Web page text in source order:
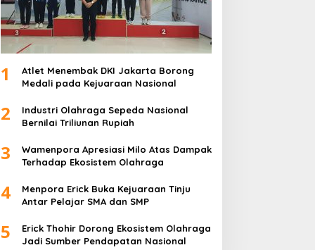
1
Atlet Menembak DKI Jakarta Borong
Medali pada Kejuaraan Nasional
2
Industri Olahraga Sepeda Nasional
Bernilai Triliunan Rupiah
3
Wamenpora Apresiasi Milo Atas Dampak
Terhadap Ekosistem Olahraga
4
Menpora Erick Buka Kejuaraan Tinju
Antar Pelajar SMA dan SMP
5
Erick Thohir Dorong Ekosistem Olahraga
Jadi Sumber Pendapatan Nasional